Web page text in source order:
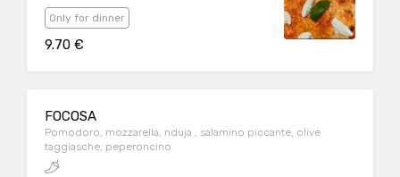
Only for dinner
9.70 €
FOCOSA
Pomodoro, mozzarella, nduja , salamino piccante, olive
taggiasche, peperoncino